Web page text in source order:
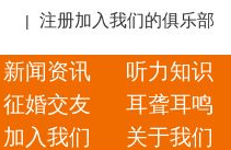
| 注册加入我们的俱乐部
新闻资讯
听力知识
征婚交友
耳聋耳鸣
加入我们 关于我们